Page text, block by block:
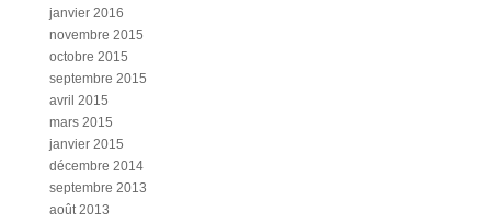
janvier 2016
novembre 2015
octobre 2015
septembre 2015
avril 2015
mars 2015
janvier 2015
décembre 2014
septembre 2013
août 2013